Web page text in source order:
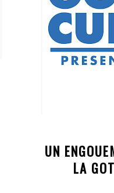
UN
LA